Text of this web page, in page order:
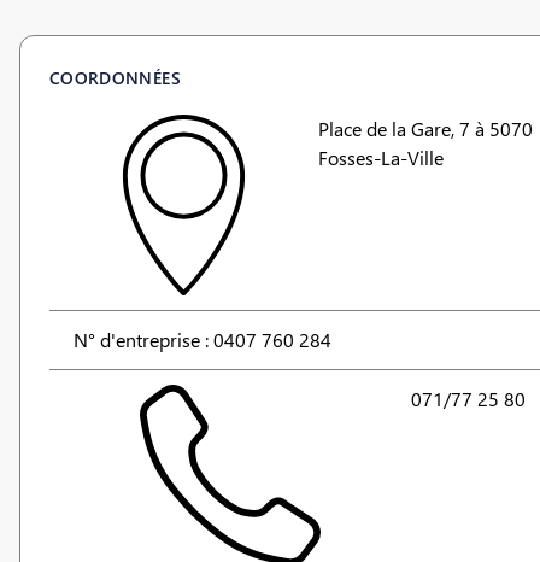
COORDONNÉES
Place de la Gare, 7 à 5070
Fosses-La-Ville
N° d'entreprise : 0407 760 284
071/77 25 80